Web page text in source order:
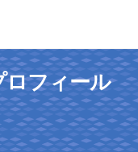
ロフィール